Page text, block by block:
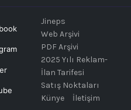
Jineps
Web Arşivi
PDF Arşivi
2025 Yılı Reklam-
İlan Tarifesi
Satış Noktaları
Künye
İletişim